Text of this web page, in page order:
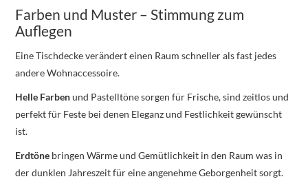
Farben und Muster – Stimmung zum
Auflegen
Eine Tischdecke verändert einen Raum schneller als fast jedes
andere Wohnaccessoire.
Helle Farbenund Pastelltöne sorgen für Frische, sind zeitlos und
perfekt für Feste bei denen Eleganz und Festlichkeit gewünscht
ist.
Erdtöne bringen Wärme und Gemütlichkeit in den Raum was in
der dunklen Jahreszeit für eine angenehme Geborgenheit sorgt.